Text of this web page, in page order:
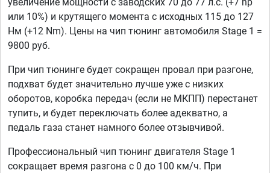
или 10%) и крутящего момента с исходных 115 до 127
Нм (+12 Nm). Цены на чип тюнинг автомобиля Stage 1 =
9800 руб.
При чип тюнинге будет сокращен провал при разгоне,
подхват будет значительно лучше уже с низких
оборотов, коробка передач (если не МКПП) перестанет
тупить, и будет переключать более адекватно, а
педаль газа станет намного более отзывчивой.
Профессиональный чип тюнинг двигателя Stage 1
сокращает время разгона с 0 до 100 км/ч. При